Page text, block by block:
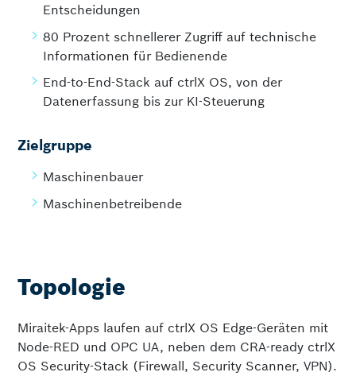
Entscheidungen
80 Prozent schnellerer Zugriff auf technische
Informationen für Bedienende
End-to-End-Stack auf ctrlX OS, von der
Datenerfassung bis zur KI-Steuerung
Zielgruppe
Maschinenbauer
Maschinenbetreibende
Topologie
Miraitek-Apps laufen auf ctrlX OS Edge-Geräten mit
Node-RED und OPC UA, neben dem CRA-ready ctrlX
OS Security-Stack (Firewall, Security Scanner, VPN).